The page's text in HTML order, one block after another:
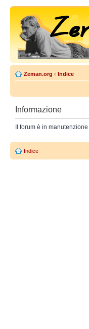
Zeman.org ‹ Indice
Informazione
Il forum è in manutenzione
Indice